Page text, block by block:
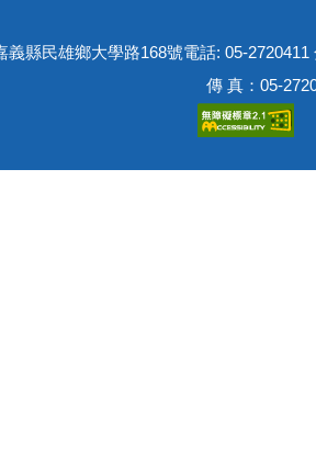
義縣民雄鄉大學路168號電話: 05-
傳 真：05-